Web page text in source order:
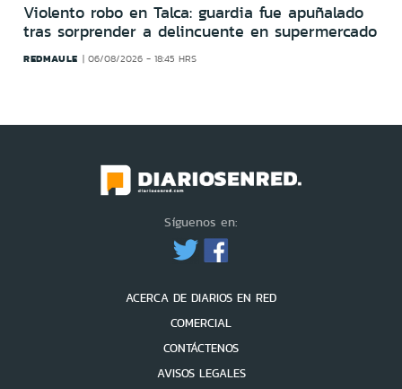
Violento robo en Talca: guardia fue apuñalado
tras sorprender a delincuente en supermercado
REDMAULE 06/08/2026 - 18:45 HRS
Síguenos en:
ACERCA DE DIARIOS EN RED
COMERCIAL
CONTÁCTENOS
AVISOS LEGALES